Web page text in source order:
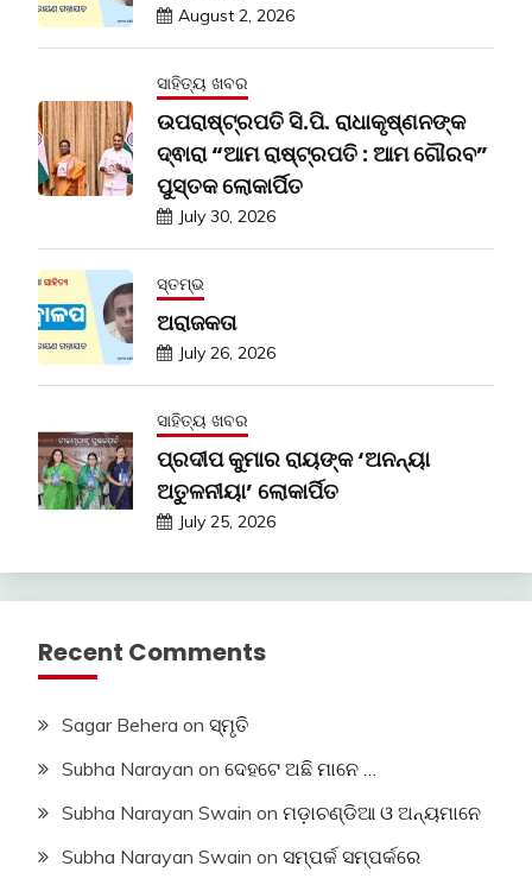
August 2, 2026
ସାହିତ୍ୟ ଖବର
ଉପରାଷ୍ଟ୍ରପତି ସି.ପି. ରାଧାକୃଷ୍ଣନଙ୍କ
ଦ୍ଵାରା “ଆମ ରାଷ୍ଟ୍ରପତି : ଆମ ଗୌରବ”
ପୁସ୍ତକ ଲୋକାର୍ପିତ
July 30, 2026
ସ୍ତମ୍ଭ
ଅରାଜକତା
July 26, 2026
ସାହିତ୍ୟ ଖବର
ପ୍ରଦୀପ କୁମାର ରାୟଙ୍କ ‘ଅନନ୍ୟା
ଅତୁଳନୀୟା’ ଲୋକାର୍ପିତ
July 25, 2026
Recent Comments
Sagar Behera on ସ୍ମୃତି
Subha Narayan on ଦେହଟେ ଅଛି ମାନେ …
Subha Narayan Swain on ମଡ଼ାଚଣ୍ଡିଆ ଓ ଅନ୍ୟମାନେ
Subha Narayan Swain on ସମ୍ପର୍କ ସମ୍ପର୍କରେ